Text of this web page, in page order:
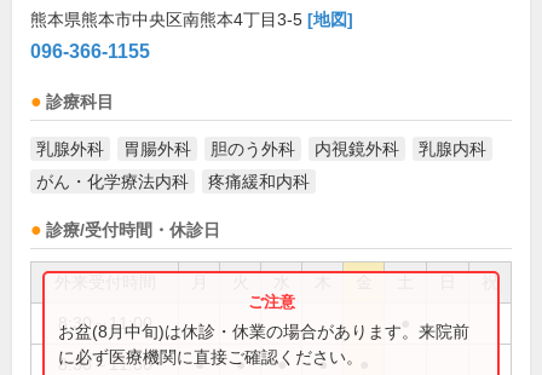
熊本県熊本市中央区南熊本4丁目3-5 [地図]
096-366-1155
診療科目
乳腺外科 胃腸外科 胆のう外科 内視鏡外科
乳腺内科
がん・化学療法内科
疼痛緩和内科
診療/受付時間・休診日
祝
8:30～11:00
8:30～11:30 ● ● ● ●
お盆(8月中旬)は休診・休業の場合があります。来院前
に必ず医療機関に直接ご確認ください。